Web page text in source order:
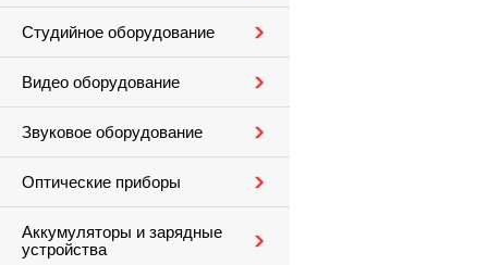
Студийное оборудование
Видео оборудование
Звуковое оборудование
Оптические приборы
Аккумуляторы и зарядные
устройства